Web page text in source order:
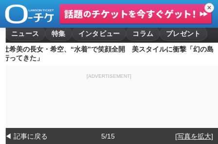
✕
ニュース 特集 インタビュー コラム
プレゼント
辻希美の長女・希空、“水着”で笑顔全開 美スタイルに衝撃「幻の島
行ってきた」
[ADVERTISEMENT]
◀ 記事に戻る 5/15 [写真を拡大]